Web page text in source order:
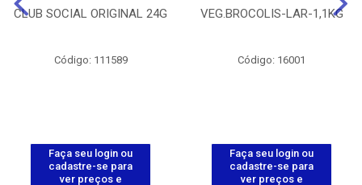
CLUB SOCIAL ORIGINAL 24G
Código: 111589
Faça seu login ou
cadastre-se para
ver preços e
VEG.BROCOLIS-LAR-1,1KG
Código: 16001
Faça seu login ou
cadastre-se para
ver preços e